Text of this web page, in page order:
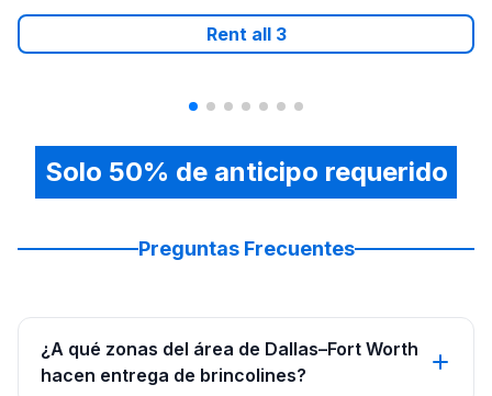
Rent all 3
Solo 50% de anticipo requerido
Preguntas Frecuentes
¿A qué zonas del área de Dallas–Fort Worth
hacen entrega de brincolines?